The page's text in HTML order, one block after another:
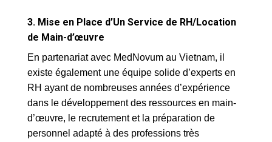
3. Mise en Place d’Un Service de RH/Location
de Main-d’œuvre
En partenariat avec MedNovum au Vietnam, il
existe également une équipe solide d’experts en
RH ayant de nombreuses années d’expérience
dans le développement des ressources en main-
d’œuvre, le recrutement et la préparation de
personnel adapté à des professions très